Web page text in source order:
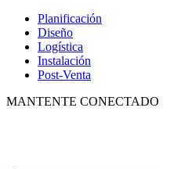
Planificación
Diseño
Logística
Instalación
Post-Venta
MANTENTE CONECTADO